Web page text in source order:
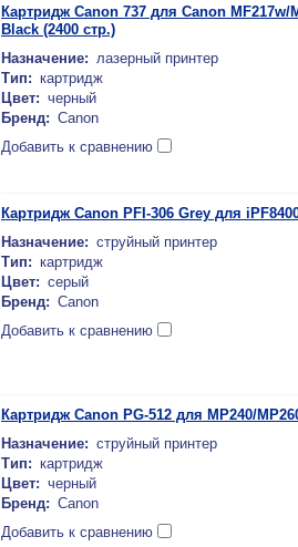
Картридж Canon 737 для Canon MF217w/
Black (2400 стр.)
Назначение: лазерный принтер
Тип: картридж
Цвет: черный
Бренд: Canon
Добавить к сравнению
Картридж Canon PFI-306 Grey для
Назначение: струйный принтер
Тип: картридж
Цвет: серый
Бренд: Canon
Добавить к сравнению
Картридж Canon PG-512 для MP240/
Назначение: струйный принтер
Тип: картридж
Цвет: черный
Бренд: Canon
Добавить к сравнению